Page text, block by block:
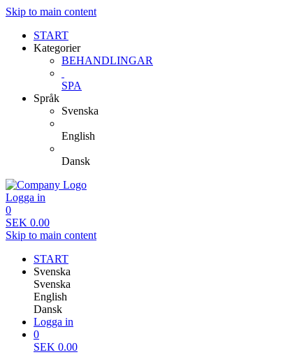
Skip to main content
START
Kategorier
BEHANDLINGAR
SPA
Språk
Svenska
English
Dansk
Logga in
0
SEK 0.00
Skip to main content
START
Svenska
Svenska
English
Dansk
Logga in
0
SEK 0.00